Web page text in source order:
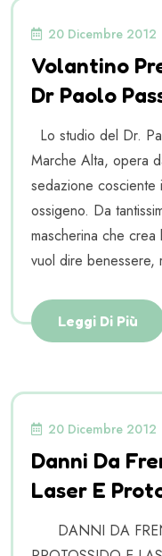
20 Dicembre 2012
Volantino
Dr Paolo
Lo studio del Dr.
Marche Alta, opera
sedazione cosciente
ossigeno. Da
mascherina che
vuol dire benessere,
Leggi Di Più
20 Dicembre 2012
Danni Da
Laser E
DANNI DA